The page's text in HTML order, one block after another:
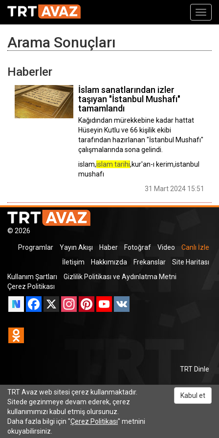
Arama Sonuçları
Haberler
İslam sanatlarından izler
taşıyan "İstanbul Mushafı"
tamamlandı
Kağıdından mürekkebine kadar hattat
Hüseyin Kutlu ve 66 kişilik ekibi
tarafından hazırlanan "İstanbul Mushafı"
çalışmalarında sona gelindi.
islam,islam tarihi,kur'an-ı kerim,istanbul
mushafı
31 Mart 2024 15:51
© 2026
Programlar Yayın Akışı Haber Fotoğraf Video
Canlı İzle
İletişim
Hakkımızda Frekanslar
Site Haritası
Kullanım Şartları
Gizlilik Politikası ve Aydınlatma Metni
Çerez Politikası
Facebook
X InstagramPinterestYouTube
TRT Dinle
TRT Avaz web sitesi çerez kullanmaktadır.
Sitede gezinmeye devam ederek, çerez
kullanımımızı kabul etmiş olursunuz.
Daha fazla bilgi için "Çerez Politikası" metnini
okuyabilirsiniz.
Kabul et